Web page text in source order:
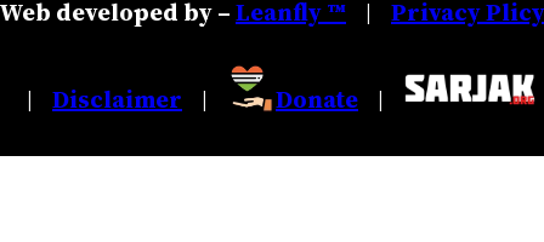
Web developed by –Leanfly ™ | Privacy Plicy
| Disclaimer | Donate |